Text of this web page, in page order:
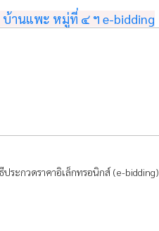
บ้านแพะ หมู่ที่ ๔ ฯ e-bidding
ระกวดราคาอิเล็กทรอนิกส์ (e-bidding)